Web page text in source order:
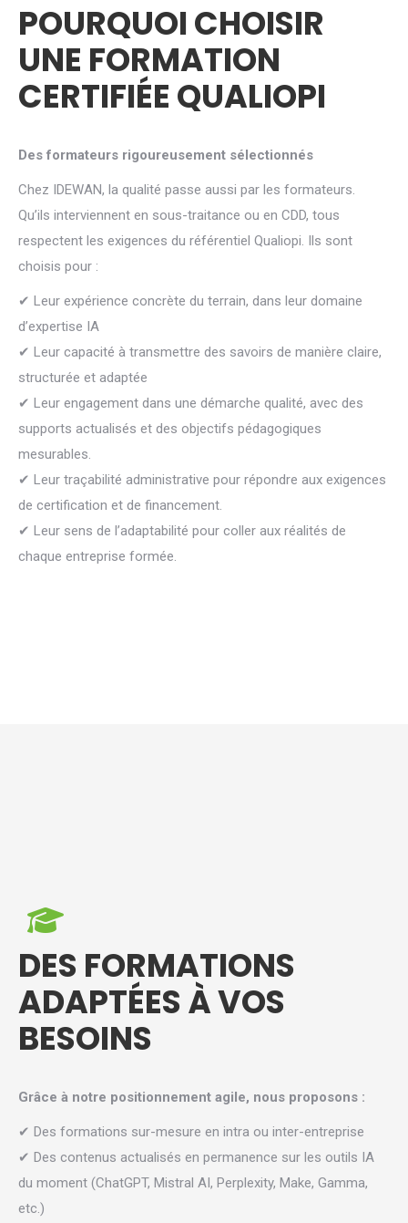
POURQUOI CHOISIR
UNE FORMATION
CERTIFIÉE QUALIOPI
Des formateurs rigoureusement sélectionnés
Chez IDEWAN, la qualité passe aussi par les formateurs.
Qu’ils interviennent en sous-traitance ou en CDD, tous
respectent les exigences du référentiel Qualiopi. Ils sont
choisis pour :
✔ Leur expérience concrète du terrain, dans leur domaine
d’expertise IA
✔ Leur capacité à transmettre des savoirs de manière claire,
structurée et adaptée
✔ Leur engagement dans une démarche qualité, avec des
supports actualisés et des objectifs pédagogiques
mesurables.
✔ Leur traçabilité administrative pour répondre aux exigences
de certification et de financement.
✔ Leur sens de l’adaptabilité pour coller aux réalités de
chaque entreprise formée.
DES FORMATIONS
ADAPTÉES À VOS
BESOINS
Grâce à notre positionnement agile, nous proposons :
✔ Des formations sur-mesure en intra ou inter-entreprise
✔ Des contenus actualisés en permanence sur les outils IA
du moment (ChatGPT, Mistral AI, Perplexity, Make, Gamma,
etc.)